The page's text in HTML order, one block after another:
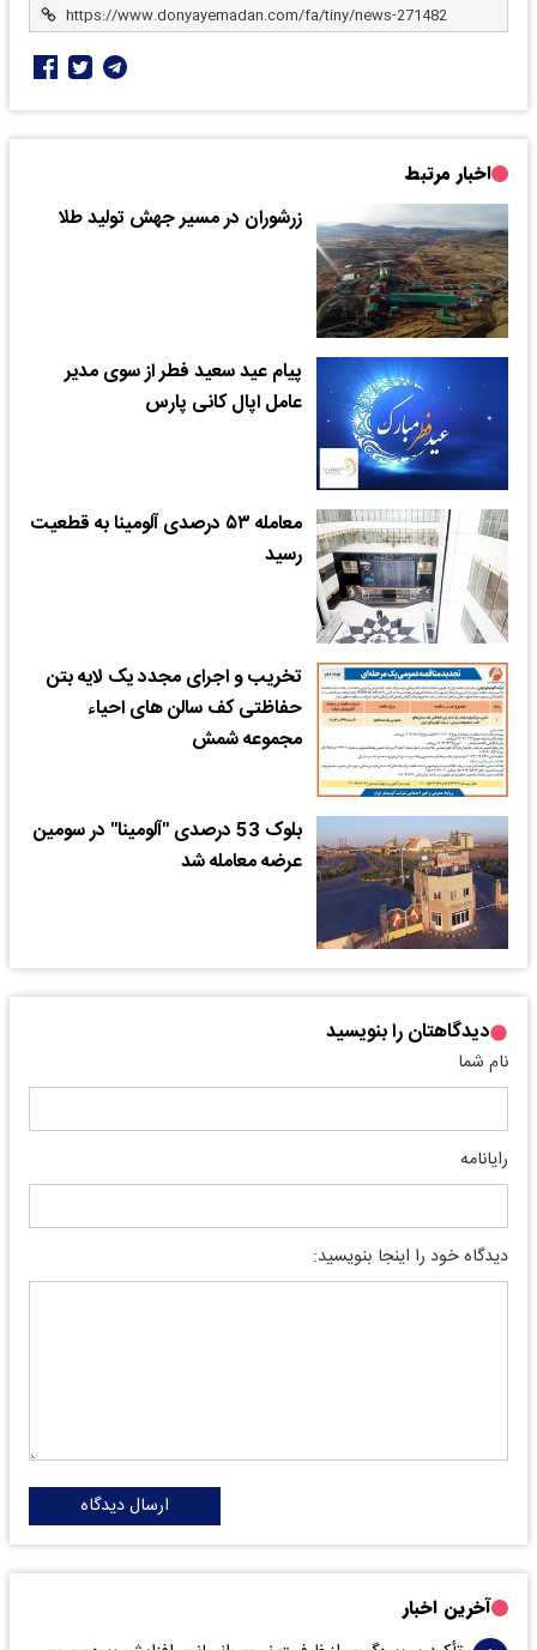
اخبار مرتبط
زرشوران در مسیر جهش تولید طلا
پیام عید سعید فطر از سوی مدیر
عامل اپال کانی پارس
معامله ۵۳ درصدی آلومینا به قطعیت
رسید
تخریب و اجرای مجدد یک لایه بتن
حفاظتی کف سالن های احیاء
مجموعه شمش
بلوک 53 درصدی "آلومینا" در سومین
عرضه معامله شد
دیدگاهتان را بنویسید
نام شما
رایانامه
دیدگاه خود را اینجا بنویسید:
ارسال دیدگاه
آخرین اخبار